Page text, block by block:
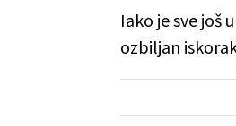
Iako je sve još
ozbiljan